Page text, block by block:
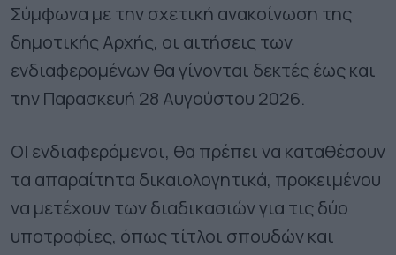
Σύμφωνα με την σχετική ανακοίνωση της
δημοτικής Αρχής, οι αιτήσεις των
ενδιαφερομένων θα γίνονται δεκτές έως και
την Παρασκευή 28 Αυγούστου 2026.
ΟΙ ενδιαφερόμενοι, θα πρέπει να καταθέσουν
τα απαραίτητα δικαιολογητικά, προκειμένου
να μετέχουν των διαδικασιών για τις δύο
υποτροφίες, όπως τίτλοι σπουδών και